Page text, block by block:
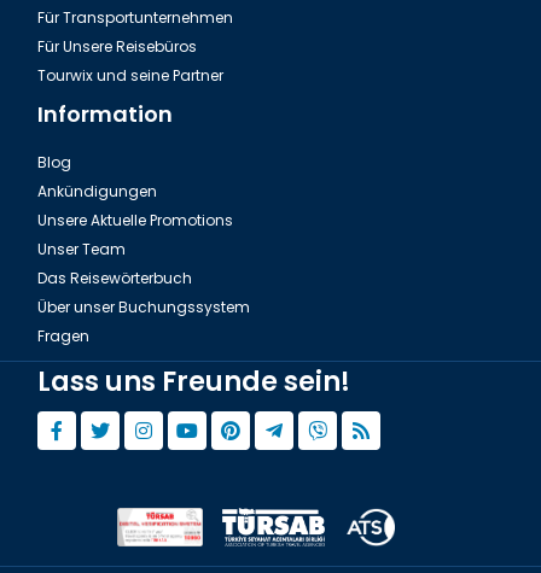
Für Transportunternehmen
Für Unsere Reisebüros
Tourwix und seine Partner
Information
Blog
Ankündigungen
Unsere Aktuelle Promotions
Unser Team
Das Reisewörterbuch
Über unser Buchungssystem
Fragen
Lass uns Freunde sein!